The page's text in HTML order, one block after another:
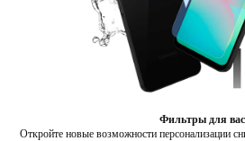
Фильтры для вас
Откройте новые возможности персонализации